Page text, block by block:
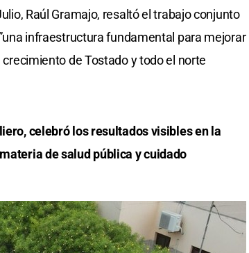
Raúl Gramajo, resaltó el trabajo conjunto
infraestructura fundamental para mejorar
de Tostado y todo el norte
celebró los resultados visibles en la
de salud pública y cuidado